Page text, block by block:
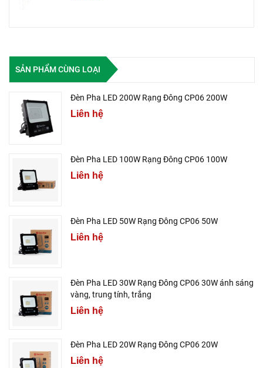
SẢN PHẨM CÙNG LOẠI
Đèn Pha LED 200W Rạng Đông CP06 200W
Liên hệ
Đèn Pha LED 100W Rạng Đông CP06 100W
Liên hệ
Đèn Pha LED 50W Rạng Đông CP06 50W
Liên hệ
Đèn Pha LED 30W Rạng Đông CP06 30W ánh sáng
vàng, trung tính, trắng
Liên hệ
Đèn Pha LED 20W Rạng Đông CP06 20W
Liên hệ